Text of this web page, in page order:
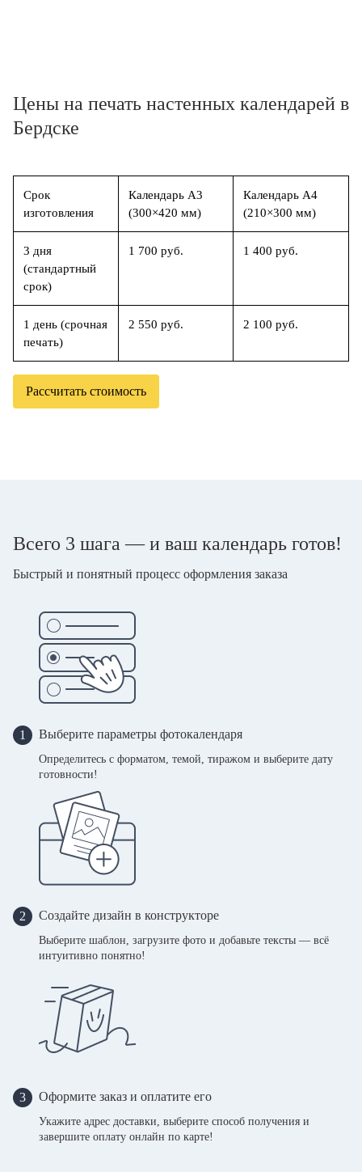
Цены на печать настенных календарей в
Бердске
Срок
изготовления
Календарь А3
(300×420 мм)
Календарь А4
(210×300 мм)
3 дня
(стандартный
срок)
1 700 руб. 1 400 руб.
1 день (срочная
печать)
2 550 руб. 2 100 руб.
Рассчитать стоимость
Всего 3 шага — и ваш календарь готов!
Быстрый и понятный процесс оформления заказа
1 Выберите параметры фотокалендаря
Определитесь с форматом, темой, тиражом и выберите дату
готовности!
2 Создайте дизайн в конструкторе
Выберите шаблон, загрузите фото и добавьте тексты — всё
интуитивно понятно!
3 Оформите заказ и оплатите его
Укажите адрес доставки, выберите способ получения и
завершите оплату онлайн по карте!